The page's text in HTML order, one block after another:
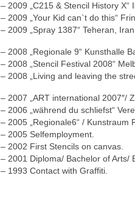
– 2009 „C215 & Stencil History X“
– 2009 „Your Kid can`t do this“
– 2009 „Spray 1387“ Teheran, Iran.
– 2008 „Regionale 9“ Kunsthalle
– 2008 „Stencil Festival 2008“
– 2008 „Living and leaving the
– 2007 „ART international 2007″/
– 2006 „während du schliefst“
– 2005 „Regionale6“ / Kunstraum
– 2005 Selfemployment.
– 2002 First Stencils on canvas.
– 2001 Diploma/ Bachelor of Arts/
– 1993 Contact with Graffiti.